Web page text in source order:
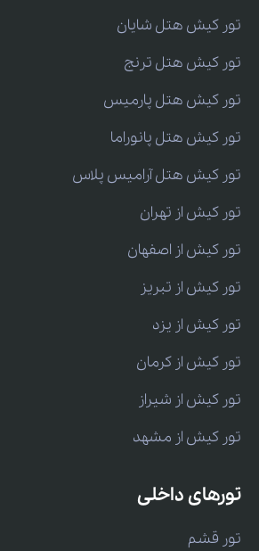
تور کیش هتل شایان
تور کیش هتل ترنج
تور کیش هتل پارمیس
تور کیش هتل پانوراما
تور کیش هتل آرامیس پلاس
تور کیش از تهران
تور کیش از اصفهان
تور کیش از تبریز
تور کیش از یزد
تور کیش از کرمان
تور کیش از شیراز
تور کیش از مشهد
تورهای داخلی
تور قشم